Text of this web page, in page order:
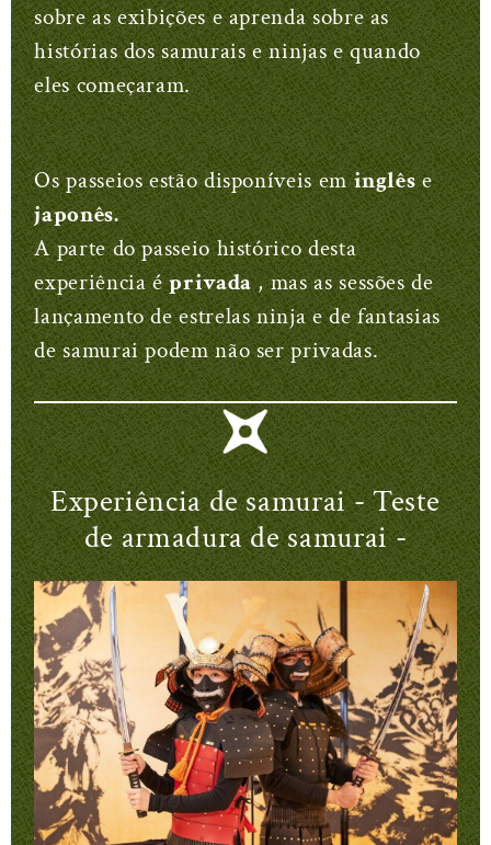
sobre as exibições e aprenda sobre as
histórias dos samurais e ninjas e quando
eles começaram.
Os passeios estão disponíveis em inglês e
japonês.
A parte do passeio histórico desta
experiência éprivada , mas as sessões de
lançamento de estrelas ninja e de fantasias
de samurai podem não ser privadas.
Experiência de samurai - Teste
de armadura de samurai -